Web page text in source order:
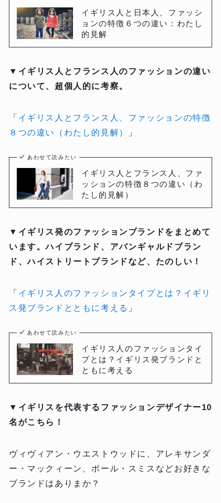
イギリス人と日本人、ファッシ
ョンの特徴６つの違い：わたし
的見解
▼ イギリス人とフランス人のファッションの違い
について、超個人的に考察。
「 イギリス人とフランス人、ファッションの特徴
８つの違い（わたし的見解）
」
あわせて読みたい
イギリス人とフランス人、ファ
ッションの特徴８つの違い（わ
たし的見解）
▼ イギリス発のファッションブランドをまとめて
います。ハイブランド、アバンギャルドブラン
ド、ハイストリートブランドなど、たのしい！
「 イギリス人のファッションタイプとは？イギリ
ス発ブランドとともに考える 」
あわせて読みたい
イギリス人のファッションタイ
プとは？イギリス発ブランドと
ともに考える
▼ イギリスを代表するファッションデザイナー10
名がこちら！
ヴィヴィアン・ウエストウッドに、アレキサンダ
ー・マックィーン、ポール・スミスなどお好きな
ブランドはありまか？